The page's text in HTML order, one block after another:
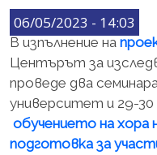
06/05/2023 - 14:03
В изпълнение на
Центърът за
проведе два
университет и 29-
обучението на хора
подготовка за